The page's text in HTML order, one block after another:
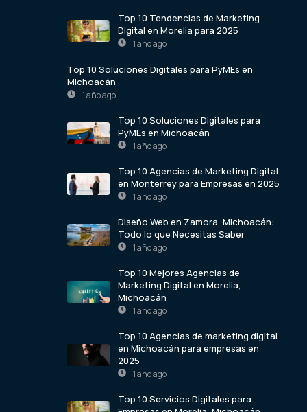
Top 10 Tendencias de Marketing
Digital en Morelia para 2025
1 año ago
Top 10 Soluciones Digitales para PyMEs en
Michoacán
1 año ago
Top 10 Soluciones Digitales para
PyMEs en Michoacán
1 año ago
Top 10 Agencias de Marketing Digital
en Monterrey para Empresas en 2025
1 año ago
Diseño Web en Zamora, Michoacán:
Todo lo que Necesitas Saber
1 año ago
Top 10 Mejores Agencias de
Marketing Digital en Morelia,
Michoacán
1 año ago
Top 10 Agencias de marketing digital
en Michoacán para empresas en
2025
1 año ago
Top 10 Servicios Digitales para